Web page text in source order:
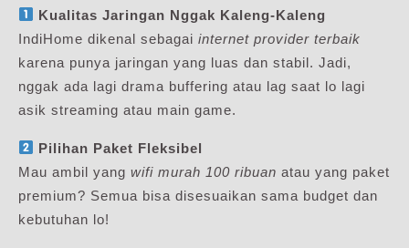
Kualitas Jaringan Nggak Kaleng-Kaleng
IndiHome dikenal sebagai internet provider terbaik
karena punya jaringan yang luas dan stabil. Jadi,
nggak ada lagi drama buffering atau lag saat lo lagi
asik streaming atau main game.
Pilihan Paket Fleksibel
Mau ambil yang wifi murah 100 ribuan atau yang paket
premium? Semua bisa disesuaikan sama budget dan
kebutuhan lo!